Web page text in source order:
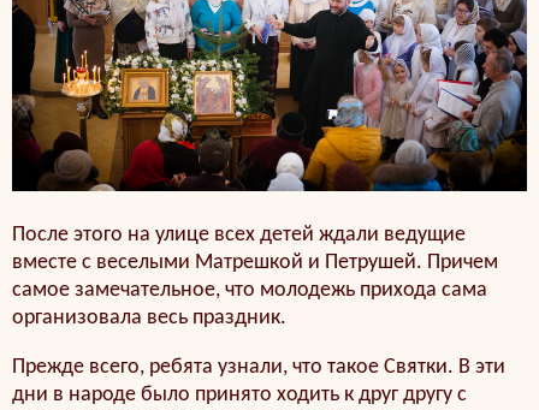
После этого на улице всех детей ждали ведущие
вместе с веселыми Матрешкой и Петрушей. Причем
самое замечательное, что молодежь прихода сама
организовала весь праздник.
Прежде всего, ребята узнали, что такое Святки. В эти
дни в народе было принято ходить к друг другу с